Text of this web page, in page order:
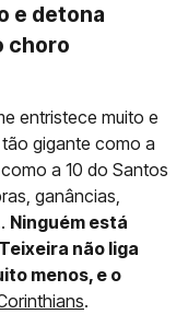
e detona
choro
entristece muito e
gigante como a
a 10 do Santos
ganâncias,
Ninguém está
não liga
menos, e o
.